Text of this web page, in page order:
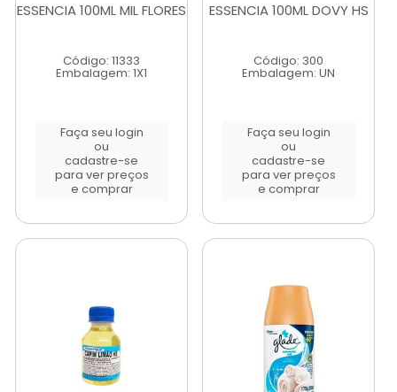
ESSENCIA 100ML MIL FLORES
Código: 11333
Embalagem: 1X1
Faça seu login
ou
cadastre-se
para ver preços
e comprar
ESSENCIA 100ML DOVY HS
Código: 300
Embalagem: UN
Faça seu login
ou
cadastre-se
para ver preços
e comprar